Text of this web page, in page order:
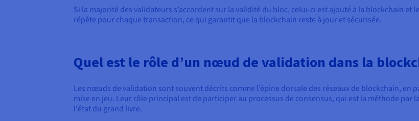
Si la majorité des validateurs s’accordent sur la validité du bloc, celui-ci est ajouté à la blockchain
répète pour chaque transaction, ce qui garantit que la blockchain reste à jour et sécurisée.
Quel est le rôle d’un nœud de validation dans la
Les nœuds de validation sont souvent décrits comme l’épine dorsale des réseaux de blockchain, en
mise en jeu. Leur rôle principal est de participer au processus de consensus, qui est la méthode
l'état du grand livre.